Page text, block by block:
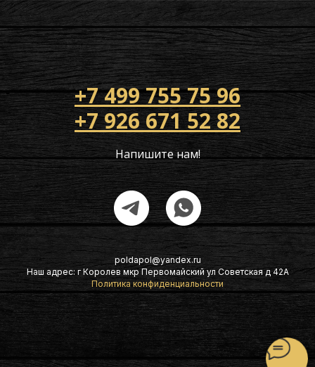
+7 499 755 75 96
+7 926 671 52 82
Напишите нам!
poldapol@yandex.ru
Наш адрес: г Королев мкр Первомайский ул Советская д 42А
Политика конфиденциальности